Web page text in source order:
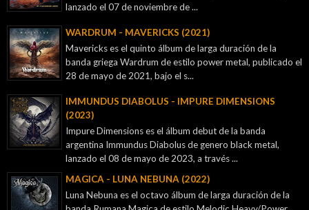
lanzado el 07 de noviembre de ...
WARDRUM - MAVERICKS (2021)
Mavericks es el quinto álbum de larga duración de la
banda griega Wardrum de estilo power metal, publicado el
28 de mayo de 2021, bajo el s...
IMMUNDUS DIABOLUS - IMPURE DIMENSIONS
(2023)
Impure Dimensions es el álbum debut de la banda
argentina Immundus Diabolus de genero black metal,
lanzado el 08 de mayo de 2023, a través ...
MAGICA - LUNA NEBUNA (2022)
Luna Nebuna es el octavo álbum de larga duración de la